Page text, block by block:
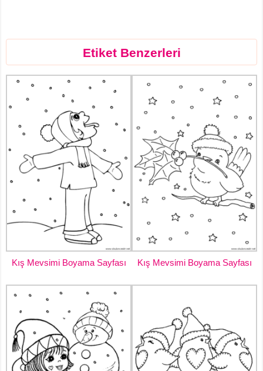
Etiket Benzerleri
Kış Mevsimi Boyama Sayfası Kış Mevsimi Boyama Sayfası